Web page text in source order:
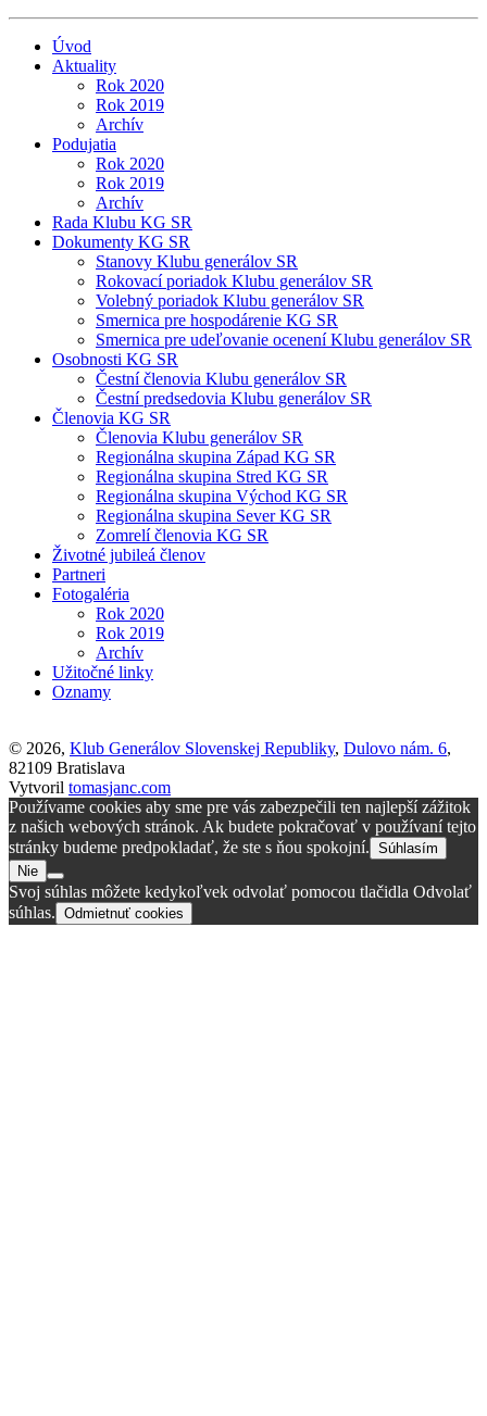
Úvod
Aktuality
Rok 2020
Rok 2019
Archív
Podujatia
Rok 2020
Rok 2019
Archív
Rada Klubu KG SR
Dokumenty KG SR
Stanovy Klubu generálov SR
Rokovací poriadok Klubu generálov SR
Volebný poriadok Klubu generálov SR
Smernica pre hospodárenie KG SR
Smernica pre udeľovanie ocenení Klubu generálov SR
Osobnosti KG SR
Čestní členovia Klubu generálov SR
Čestní predsedovia Klubu generálov SR
Členovia KG SR
Členovia Klubu generálov SR
Regionálna skupina Západ KG SR
Regionálna skupina Stred KG SR
Regionálna skupina Východ KG SR
Regionálna skupina Sever KG SR
Zomrelí členovia KG SR
Životné jubileá členov
Partneri
Fotogaléria
Rok 2020
Rok 2019
Archív
Užitočné linky
Oznamy
© 2026, Klub Generálov Slovenskej Republiky, Dulovo nám. 6,
82109 Bratislava
Vytvoril tomasjanc.com
Používame cookies aby sme pre vás zabezpečili ten najlepší zážitok
z našich webových stránok. Ak budete pokračovať v používaní tejto
stránky budeme predpokladať, že ste s ňou spokojní. Súhlasím
Nie
Svoj súhlas môžete kedykoľvek odvolať pomocou tlačidla Odvolať
súhlas. Odmietnuť cookies